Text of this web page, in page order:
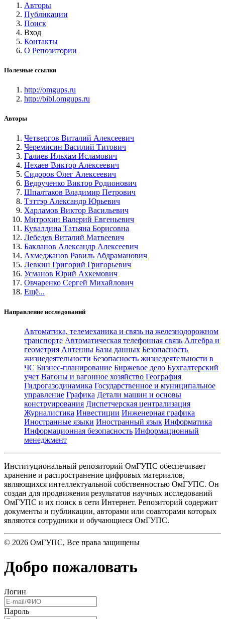
Авторы
Публикации
Поиск
Вход
Контакты
О Репозитории
Полезные ссылки
http://omgups.ru
http://bibl.omgups.ru
Авторы
Четвергов Виталий Алексеевич
Черемисин Василий Титович
Галиев Ильхам Исламович
Нехаев Виктор Алексеевич
Сидоров Олег Алексеевич
Ведрученко Виктор Родионович
Шпалтаков Владимир Петрович
Тэттэр Александр Юрьевич
Харламов Виктор Васильевич
Митрохин Валерий Евгеньевич
Кувалдина Татьяна Борисовна
Лебедев Виталий Матвеевич
Бакланов Александр Алексеевич
Ахмеджанов Равиль Абдраманович
Левкин Григорий Григорьевич
Усманов Юрий Ахкемович
Овчаренко Сергей Михайлович
Ещё...
Направление исследований
Автоматика, телемеханика и связь на железнодорожном
транспорте Автоматическая телефонная связь Алгебра и
геометрия Антенны Базы данных Безопасность
жизнедеятельности Безопасность жизнедеятельности в
ЧС Бизнес-планирование Биржевое дело Бухгалтерский
учет Вагоны и вагонное хозяйство География
Гидрогазодинамика Государственное и муниципальное
управление Графика Детали машин и основы
конструирования Диспетчерская централизация
Журналистика Инвестиции Инженерная графика
Иностранные языки Иностранный язык Информатика
Информационная безопасность Информационный
менеджмент
Институциональный репозиторий ОмГУПС обеспечивает
хранение и распространение цифровых материалов,
являющихся интеллектуальной собственностью ОмГУПС. Он
создан для продвижения результатов научных исследований
ОмГУПС и их поиск в сети Интернет. Репозиторий содержит
документы и публикации, авторами или соавторами которых
являются сотрудники и обучающиеся ОмГУПС.
© 2026 ОмГУПС, Все права защищены
Добро пожаловать
Логин
Пароль